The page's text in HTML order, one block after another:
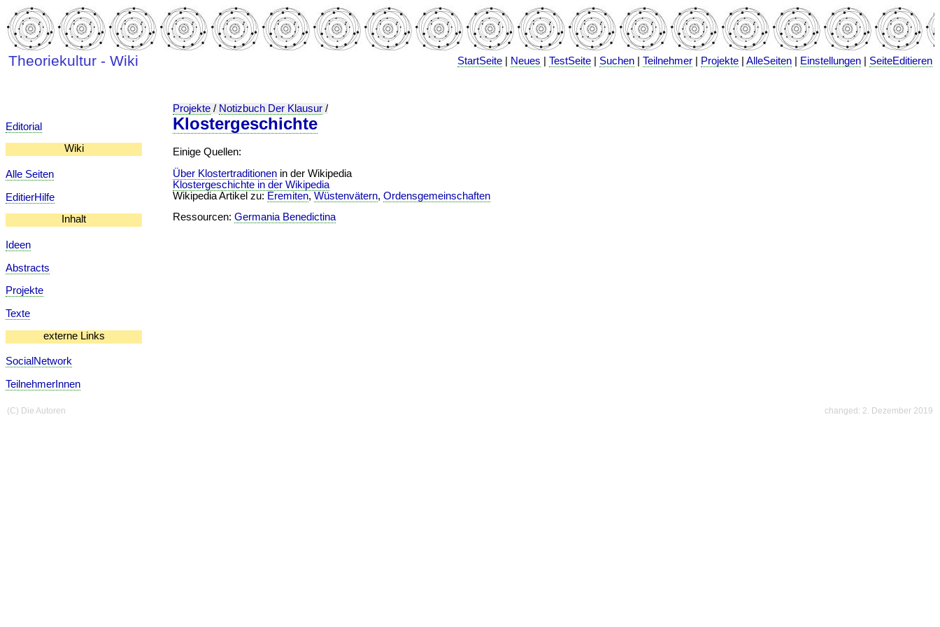
Theoriekultur - Wiki StartSeite Neues |TestSeite Suchen |Teilnehmer Projekte |AlleSeiten Einstellungen SeiteEditieren
Editorial
Wiki
Alle Seiten
EditierHilfe
Inhalt
Ideen
Abstracts
Projekte
Texte
externe Links
SocialNetwork
TeilnehmerInnen
Projekte / Notizbuch Der Klausur /
Klostergeschichte
Einige Quellen:
Über Klostertraditionen in der Wikipedia
Klostergeschichte in der Wikipedia
Wikipedia Artikel zu: Eremiten, Wüstenvätern, Ordensgemeinschaften
Ressourcen: Germania Benedictina
(C) Die Autoren changed: 2. Dezember 2019